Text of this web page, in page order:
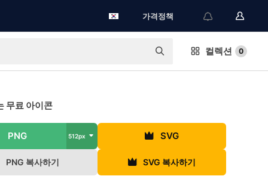
가격정책
컬렉션 0
무료 아이콘
PNG 512px SVG
PNG 복사하기 SVG 복사하기